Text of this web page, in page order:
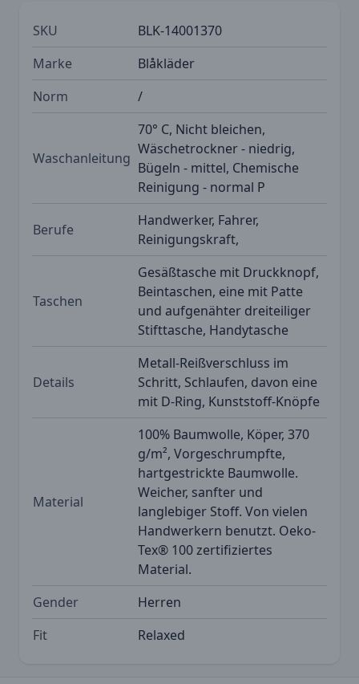
SKU
BLK-14001370
Marke
Blåkläder
Norm
/
Waschanleitung
70° C, Nicht bleichen,
Wäschetrockner - niedrig,
Bügeln - mittel, Chemische
Reinigung - normal P
Berufe
Handwerker, Fahrer,
Reinigungskraft,
Taschen
Gesäßtasche mit Druckknopf,
Beintaschen, eine mit Patte
und aufgenähter dreiteiliger
Stifttasche, Handytasche
Details
Metall-Reißverschluss im
Schritt, Schlaufen, davon eine
mit D-Ring, Kunststoff-Knöpfe
Material
100% Baumwolle, Köper, 370
g/m², Vorgeschrumpfte,
hartgestrickte Baumwolle.
Weicher, sanfter und
langlebiger Stoff. Von vielen
Handwerkern benutzt. Oeko-
Tex® 100 zertifiziertes
Material.
Gender
Herren
Fit
Relaxed